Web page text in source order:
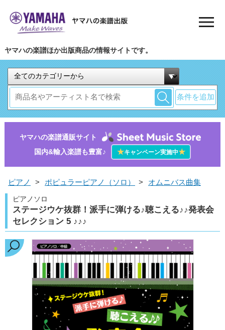
ヤマハの楽譜ほか出版商品の情報サイトです。
条件を追加
ヤマハの楽譜通販サイト
国内&輸入楽譜も豊富♪
★キャンペーン実施中★
ピアノ > ポピュラーピアノ（ソロ） > オムニバス曲集
ピアノソロ
ステージウケ抜群！派手に弾ける♪聴こえる♪♪発表会
セレクション 5 ♪♪♪